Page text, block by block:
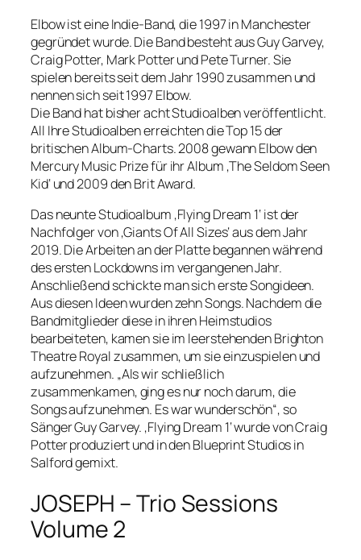
Elbow ist eine Indie-Band, die 1997 in Manchester
gegründet wurde. Die Band besteht aus Guy Garvey,
Craig Potter, Mark Potter und Pete Turner. Sie
spielen bereits seit dem Jahr 1990 zusammen und
nennen sich seit 1997 Elbow.
Die Band hat bisher acht Studioalben veröffentlicht.
All Ihre Studioalben erreichten die Top 15 der
britischen Album-Charts. 2008 gewann Elbow den
Mercury Music Prize für ihr Album ‚The Seldom Seen
Kid‘ und 2009 den Brit Award.
Das neunte Studioalbum ‚Flying Dream 1‘ ist der
Nachfolger von ‚Giants Of All Sizes‘ aus dem Jahr
2019. Die Arbeiten an der Platte begannen während
des ersten Lockdowns im vergangenen Jahr.
Anschließend schickte man sich erste Songideen.
Aus diesen Ideen wurden zehn Songs. Nachdem die
Bandmitglieder diese in ihren Heimstudios
bearbeiteten, kamen sie im leerstehenden Brighton
Theatre Royal zusammen, um sie einzuspielen und
aufzunehmen. „Als wir schließlich
zusammenkamen, ging es nur noch darum, die
Songs aufzunehmen. Es war wunderschön“, so
Sänger Guy Garvey. ‚Flying Dream 1‘ wurde von Craig
Potter produziert und in den Blueprint Studios in
Salford gemixt.
JOSEPH – Trio Sessions
Volume 2